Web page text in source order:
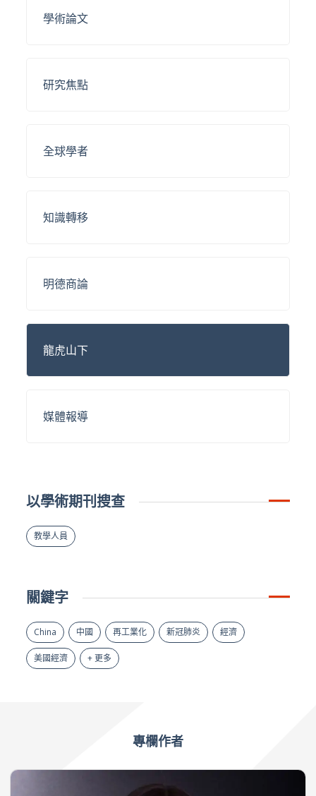
學術論文
研究焦點
全球學者
知識轉移
明德商論
龍虎山下
媒體報導
以學術期刊搜查
教學人員
關鍵字
China 中國 再工業化 新冠肺炎 經濟
美國經濟 + 更多
專欄作者